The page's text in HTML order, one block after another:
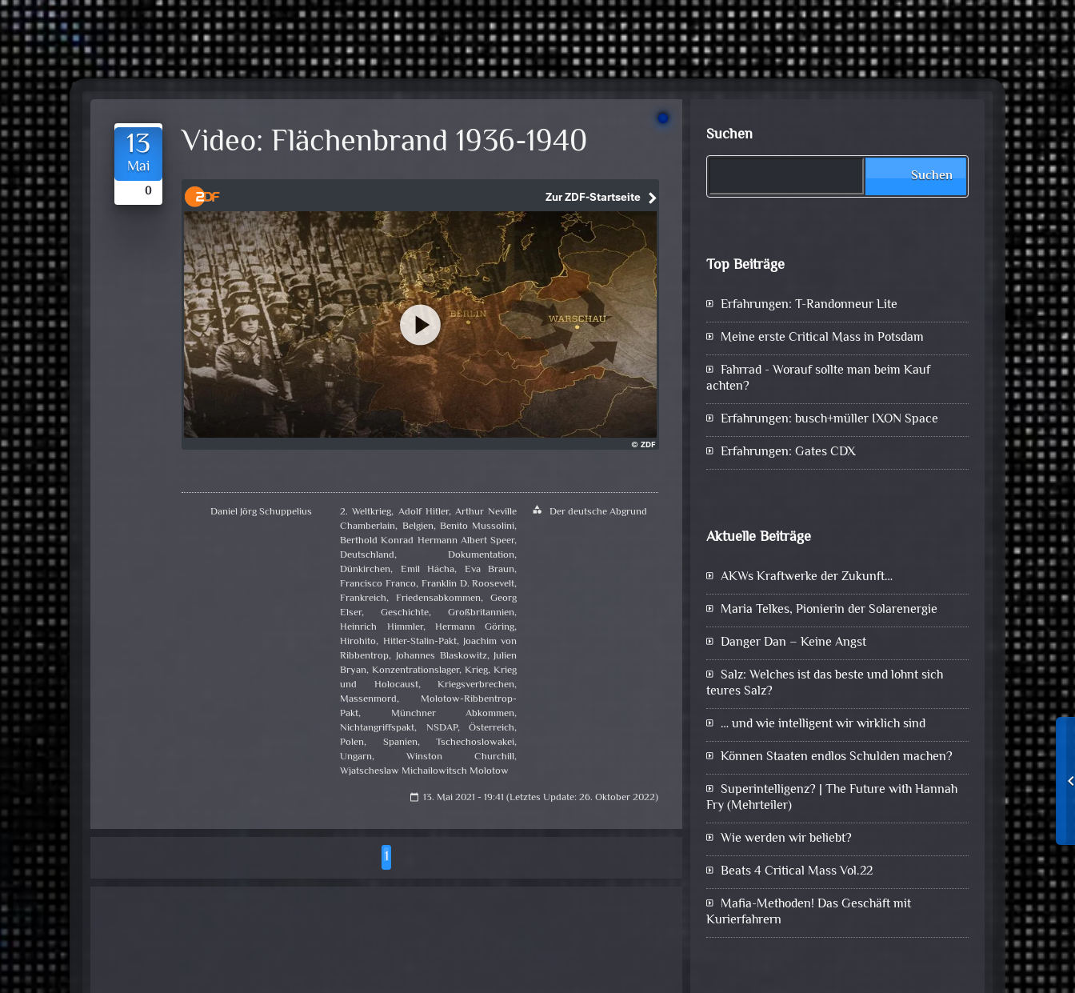
13
Mai
0
Video: Flächenbrand 1936-1940
Daniel Jörg Schuppelius 2. Weltkrieg, Adolf Hitler,Arthur Neville
Chamberlain, Belgien, Benito Mussolini,
Berthold Konrad Hermann Albert Speer,
Deutschland,Dokumentation,
Dünkirchen, Emil Hácha, Eva Braun,
Francisco Franco, Franklin D. Roosevelt,
Frankreich,Friedensabkommen,Georg
Elser,Geschichte,Großbritannien,
Heinrich Himmler, Hermann Göring,
Hirohito, Hitler-Stalin-Pakt, Joachim von
Ribbentrop, Johannes Blaskowitz,Julien
Bryan,Konzentrationslager,Krieg,Krieg
und Holocaust,Kriegsverbrechen,
Massenmord, Molotow-Ribbentrop-
Pakt, Münchner Abkommen,
Nichtangriffspakt, NSDAP,Österreich,
Polen, Spanien,Tschechoslowakei,
Ungarn,Winston Churchill,
Wjatscheslaw Michailowitsch Molotow
category Der deutsche Abgrund
calendar_today 13. Mai 2021 - 19:41 (Letztes Update: 26. Oktober 2022)
1
Suchen
Suchen
Top Beiträge
Erfahrungen: T-Randonneur Lite
Meine erste Critical Mass in Potsdam
Fahrrad - Worauf sollte man beim Kauf
achten?
Erfahrungen: busch+müller IXON Space
Erfahrungen: Gates CDX
Aktuelle Beiträge
AKWs Kraftwerke der Zukunft…
Maria Telkes, Pionierin der Solarenergie
Danger Dan – Keine Angst
Salz: Welches ist das beste und lohnt sich
teures Salz?
… und wie intelligent wir wirklich sind
Können Staaten endlos Schulden machen?
Superintelligenz? | The Future with Hannah
Fry (Mehrteiler)
Wie werden wir beliebt?
Beats 4 Critical Mass Vol.22
Mafia-Methoden! Das Geschäft mit
Kurierfahrern